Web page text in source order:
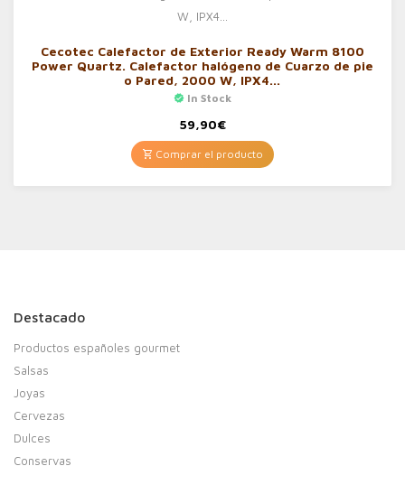
Cecotec Calefactor de Exterior Ready Warm 8100
Power Quartz. Calefactor halógeno de Cuarzo de pie
o Pared, 2000 W, IPX4…
In Stock
59,90€
Comprar el producto
Destacado
Productos españoles gourmet
Salsas
Joyas
Cervezas
Dulces
Conservas